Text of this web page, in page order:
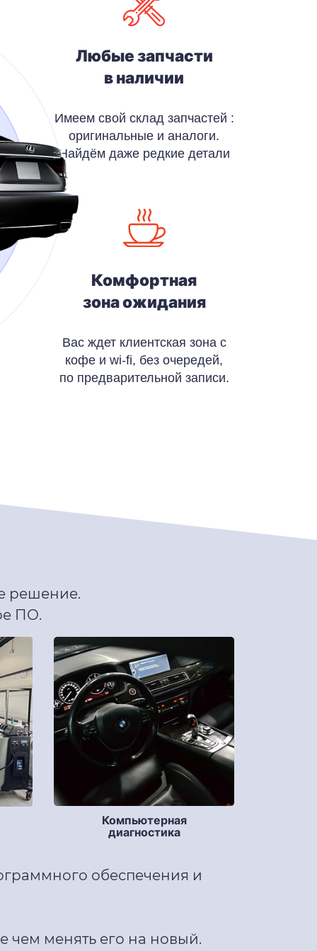
Любые запчасти
в наличии
Имеем свой склад запчастей :
оригинальные и аналоги.
Найдём даже редкие детали
Комфортная
зона ожидания
Вас ждет клиентская зона с
кофе и wi-fi, без очередей,
по предварительной записи.
решение.
ПО.
Компьютерная
диагностика
обеспечения и
чем менять его на новый.